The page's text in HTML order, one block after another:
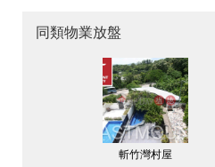
同類物業放盤
斬竹灣村屋